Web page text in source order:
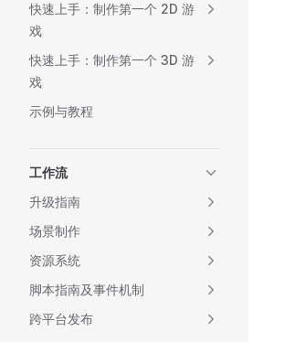
快速上手：制作第一个 2D 游
戏
快速上手：制作第一个 3D 游
戏
示例与教程
工作流
升级指南
场景制作
资源系统
脚本指南及事件机制
跨平台发布